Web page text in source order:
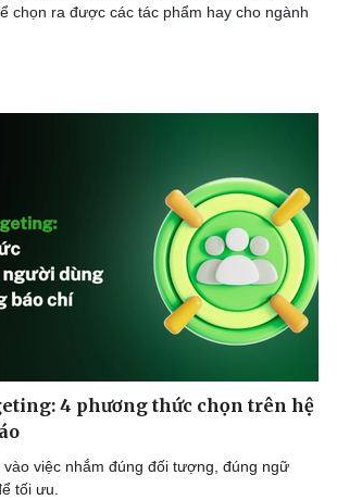
Nghệ sĩ
chọn ra được các tác phẩm hay cho ngành
4 phương thức chọn trên hệ
việc nhắm đúng đối tượng, đúng ngữ
tối ưu.